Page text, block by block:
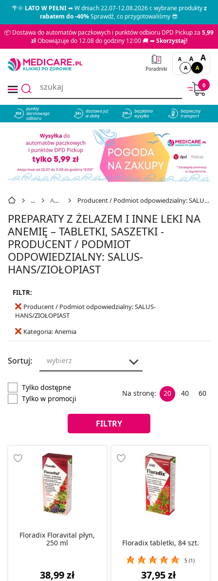
🌴🌞LATO W PEŁNI➡ W dniach 22.07-12.08.2026 r. wybrane produktyz
rabatem do -40%Sprawdź, co przygotowaliśmy 😎
📦 Dostawa do automatów paczkowych i punktów odbioru DPD Pickup za 5,99
złObowiązuje do 12.08 do godziny 12:00 🚚 ➡Skorzystaj!
Poradniki
A A A
A A
0
858
punkty
darmowego
odbioru
dostawa już
w dobę
bezpłatna
wysyłka
bezpieczny
transport
Anemia Producent / Podmiot odpowiedzialny: SALUS-HANS/ZIOŁOPIAST
PREPARATY Z ŻELAZEM I INNE LEKI NA
ANEMIĘ – TABLETKI, SASZETKI -
PRODUCENT / PODMIOT
ODPOWIEDZIALNY: SALUS-
HANS/ZIOŁOPIAST
FILTR:
Producent / Podmiot odpowiedzialny: SALUS-
HANS/ZIOŁOPIAST
Kategoria: Anemia
Sortuj: wybierz
Tylko dostępne
Tylko w promocji
Na stronę: 20 40 60
FILTRY
Floradix Floravital płyn,
250 ml
38,99 zł
Floradix tabletki, 84 szt.
5 (1)
37,95 zł